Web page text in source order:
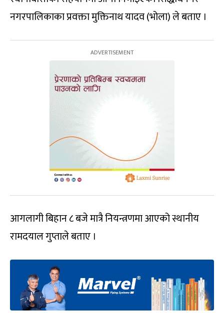
नगरपालिकाका प्रवक्ता मुक्तिनाथ यादव (भोला) ले बताए ।
आगलागी बिहान ८ बजे मात्रै नियन्त्रणमा आएको स्थानीय
रामदयाल गुप्ताले बताए ।